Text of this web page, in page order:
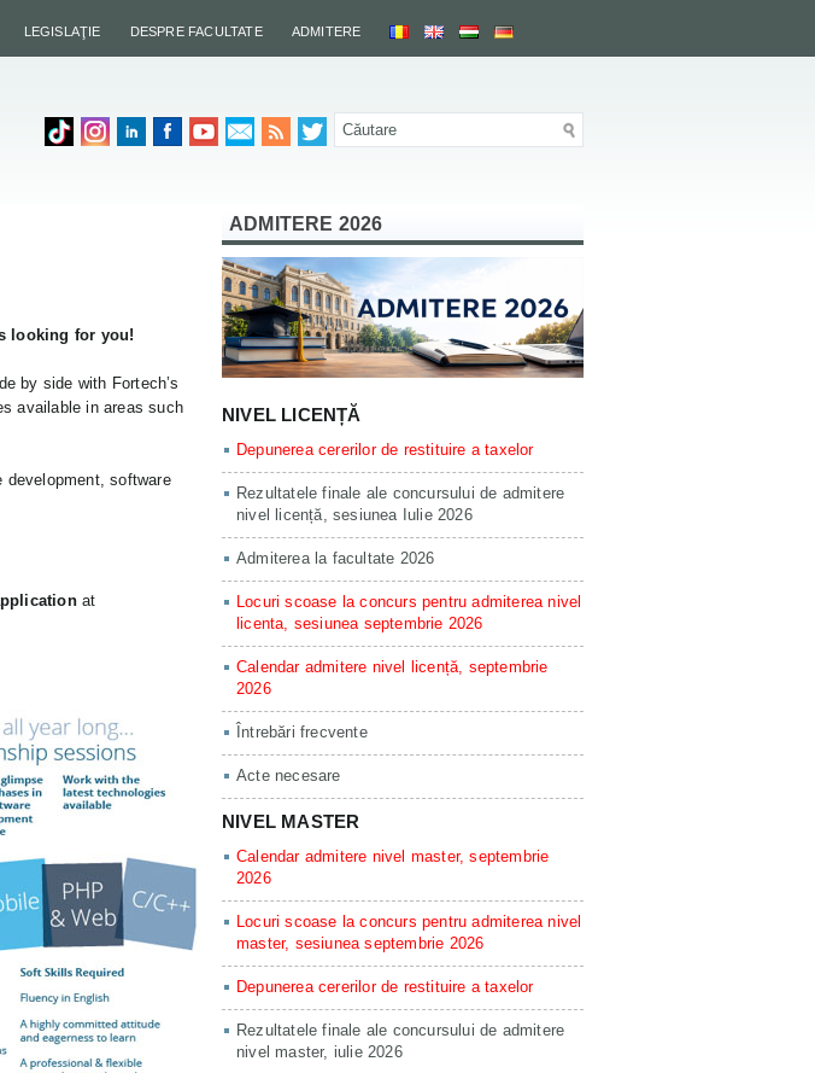
LEGISLAŢIE DESPRE FACULTATE ADMITERE
looking for you!
by side with Fortech’s
available in areas such
software
at
ADMITERE 2026
NIVEL LICENȚĂ
Depunerea cererilor de restituire a taxelor
Rezultatele finale ale concursului de admitere
nivel licență, sesiunea Iulie 2026
Admiterea la facultate 2026
Locuri scoase la concurs pentru admiterea nivel
licenta, sesiunea septembrie 2026
Calendar admitere nivel licență, septembrie
2026
Întrebări frecvente
Acte necesare
NIVEL MASTER
Calendar admitere nivel master, septembrie
2026
Locuri scoase la concurs pentru admiterea nivel
master, sesiunea septembrie 2026
Depunerea cererilor de restituire a taxelor
Rezultatele finale ale concursului de admitere
nivel master, iulie 2026